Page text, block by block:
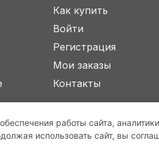
работы сайта,
использовать сайт, вы
Как купить
Войти
Регистрация
Мои заказы
Контакты